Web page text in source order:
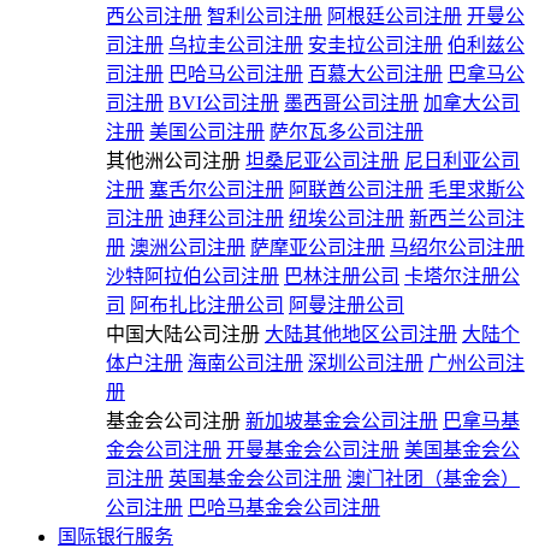
西公司注册 智利公司注册 阿根廷公司注册 开曼公
司注册 乌拉圭公司注册 安圭拉公司注册 伯利兹公
司注册 巴哈马公司注册 百慕大公司注册 巴拿马公
司注册 BVI公司注册 墨西哥公司注册 加拿大公司
注册 美国公司注册 萨尔瓦多公司注册
其他洲公司注册 坦桑尼亚公司注册 尼日利亚公司
注册 塞舌尔公司注册 阿联酋公司注册 毛里求斯公
司注册 迪拜公司注册 纽埃公司注册 新西兰公司注
册 澳洲公司注册 萨摩亚公司注册 马绍尔公司注册
沙特阿拉伯公司注册 巴林注册公司 卡塔尔注册公
司 阿布扎比注册公司 阿曼注册公司
中国大陆公司注册 大陆其他地区公司注册 大陆个
体户注册 海南公司注册 深圳公司注册 广州公司注
册
基金会公司注册 新加坡基金会公司注册 巴拿马基
金会公司注册 开曼基金会公司注册 美国基金会公
司注册 英国基金会公司注册 澳门社团（基金会）
公司注册 巴哈马基金会公司注册
国际银行服务